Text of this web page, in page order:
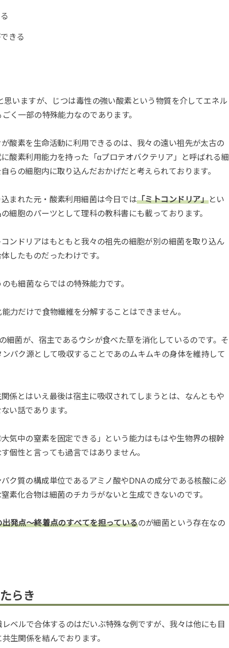
きる
思いますが、じつは毒性の強い酸素という物質を介してエネル
く一部の特殊能力なのであります。
が酸素を生命活動に利用できるのは、我々の遠い祖先が太古の
に酸素利用能力を持った「αプロテオバクテリア」と呼ばれる細
らの細胞内に取り込んだおかげだと考えられております。
まれた元・酸素利用細菌は今日では「ミトコンドリア」とい
の細胞のパーツとして理科の教科書にも載っております。
コンドリアはもともと我々の祖先の細胞が別の細菌を取り込ん
したものだったわけです。
も細菌ならではの特殊能力です。
力だけで食物繊維を分解することはできません。
細菌が、宿主であるウシが食べた草を消化しているのです。そ
パク源として吸収することであのムキムキの身体を維持して
関係とはいえ最後は宿主に吸収されてしまうとは、なんともや
い話であります。
大気中の窒素を固定できる」という能力はもはや生物界の根幹
個性と言っても過言ではありません。
パク質の構成単位であるアミノ酸やDNAの成分である核酸に必
素化合物は細菌のチカラがないと生成できないのです。
発点～終着点のすべてを担っているのが細菌という存在なの
らき
ベルで合体するのはだいぶ特殊な例ですが、我々は他にも目
生関係を結んでおります。